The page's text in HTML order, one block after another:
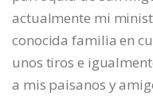
actualmente mi
conocida familia en
unos tiros e
a mis paisanos y